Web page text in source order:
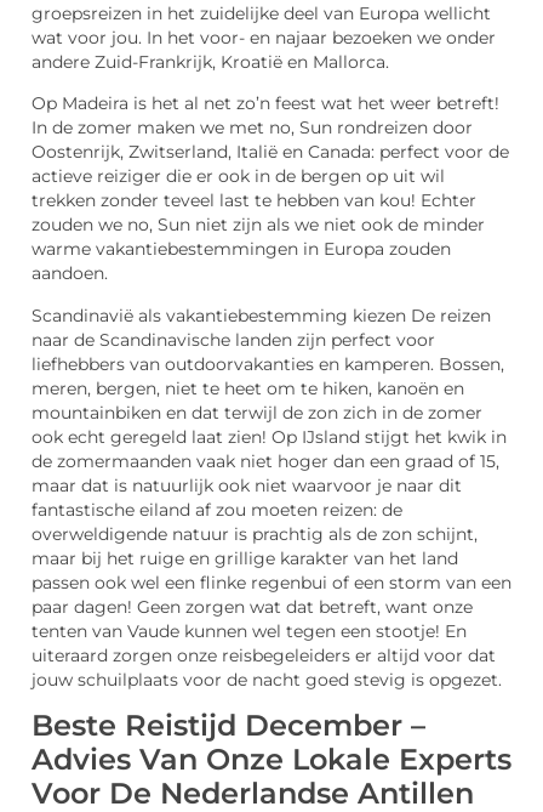
groepsreizen in het zuidelijke deel van Europa wellicht
wat voor jou. In het voor- en najaar bezoeken we onder
andere Zuid-Frankrijk, Kroatië en Mallorca.
Op Madeira is het al net zo’n feest wat het weer betreft!
In de zomer maken we met no, Sun rondreizen door
Oostenrijk, Zwitserland, Italië en Canada: perfect voor de
actieve reiziger die er ook in de bergen op uit wil
trekken zonder teveel last te hebben van kou! Echter
zouden we no, Sun niet zijn als we niet ook de minder
warme vakantiebestemmingen in Europa zouden
aandoen.
Scandinavië als vakantiebestemming kiezen De reizen
naar de Scandinavische landen zijn perfect voor
liefhebbers van outdoorvakanties en kamperen. Bossen,
meren, bergen, niet te heet om te hiken, kanoën en
mountainbiken en dat terwijl de zon zich in de zomer
ook echt geregeld laat zien! Op IJsland stijgt het kwik in
de zomermaanden vaak niet hoger dan een graad of 15,
maar dat is natuurlijk ook niet waarvoor je naar dit
fantastische eiland af zou moeten reizen: de
overweldigende natuur is prachtig als de zon schijnt,
maar bij het ruige en grillige karakter van het land
passen ook wel een flinke regenbui of een storm van een
paar dagen! Geen zorgen wat dat betreft, want onze
tenten van Vaude kunnen wel tegen een stootje! En
uiteraard zorgen onze reisbegeleiders er altijd voor dat
jouw schuilplaats voor de nacht goed stevig is opgezet.
Beste Reistijd December –
Advies Van Onze Lokale Experts
Voor De Nederlandse Antillen